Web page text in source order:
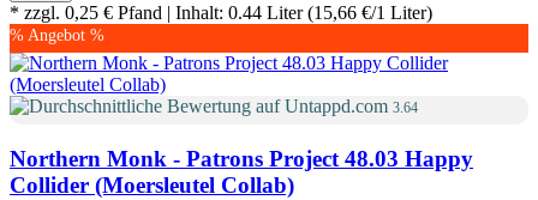
* zzgl. 0,25 € Pfand | Inhalt: 0.44 Liter (15,66 €/1 Liter)
% Angebot %
3.64
Northern Monk - Patrons Project 48.03 Happy
Collider (Moersleutel Collab)